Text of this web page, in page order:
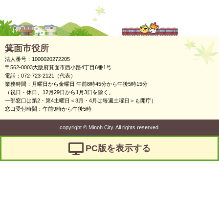
箕面市役所
法人番号：1000020272205
〒562-0003大阪府箕面市西小路4丁目6番1号
電話：072-723-2121（代表）
業務時間：月曜日から金曜日 午前8時45分から午後5時15分
（祝日・休日、12月29日から1月3日を除く。
一部窓口は第2・第4土曜日＜3月・4月は毎週土曜日＞も開庁）
窓口受付時間：午前9時から午後5時
copyright ©Minoh City. All rights reserved.
PC版を表示する